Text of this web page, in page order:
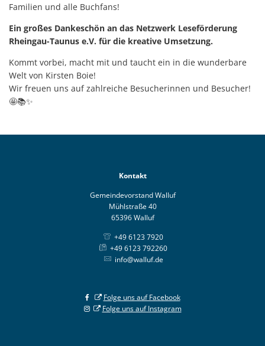
Familien und alle Buchfans!
Ein großes Dankeschön an das Netzwerk Leseförderung
Rheingau-Taunus e.V. für die kreative Umsetzung.
Kommt vorbei, macht mit und taucht ein in die wunderbare
Welt von Kirsten Boie!
Wir freuen uns auf zahlreiche Besucherinnen und Besucher!
🤩📚✨
Kontakt
Gemeindevorstand Walluf
Mühlstraße 40
65396 Walluf
+49 6123 7920
+49 6123 792260
info@walluf.de
Folge uns auf Facebook
Folge uns auf Instagram